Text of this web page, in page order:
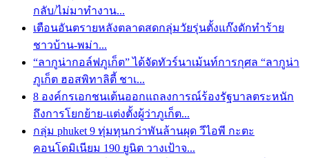
กลับ/ไม่มาทำงาน...
เตือนอันตรายหลังตลาดสดกลุ่มวัยรุ่นตั้งแก๊งดักทำร้าย
ชาวบ้าน-พม่า...
“ลากูน่ากอล์ฟภูเก็ต” ได้จัดทัวร์นาเม้นท์การกุศล “ลากูน่า
ภูเก็ต ฮอสพิทาลิตี้ ชาเ...
8 องค์กรเอกชนเต้นออกแถลงการณ์ร้องรัฐบาลตระหนัก
ถึงการโยกย้าย-แต่งตั้งผู้ว่าภูเก็ต...
กลุ่ม phuket 9 ทุ่มทุนกว่าพันล้านผุด วีไอพี กะตะ
คอนโดมิเนียม 190 ยูนิต วางเป้าจ...